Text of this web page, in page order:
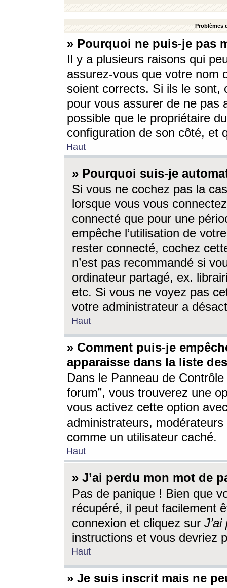
Problèmes
» Pourquoi ne puis-je pas
Il y a plusieurs raisons qui
assurez-vous que votre nom
soient corrects. Si ils le sont,
pour vous assurer de ne pas
possible que le propriétaire
configuration de son côté, et
Haut
» Pourquoi suis-je
Si vous ne cochez pas la
lorsque vous vous
connecté que pour une
empêche l’utilisation de
rester connecté, cochez
n’est pas recommandé si
ordinateur partagé, ex.
etc. Si vous ne voyez pas
votre administrateur a
Haut
» Comment puis-je
apparaisse dans la liste
Dans le Panneau de
forum”, vous trouverez une
vous activez cette option
administrateurs,
comme un utilisateur caché.
Haut
» J’ai perdu mon mot de
Pas de panique ! Bien que
récupéré, il peut facilement
connexion et cliquez sur
instructions et vous devriez
Haut
» Je suis inscrit mais ne